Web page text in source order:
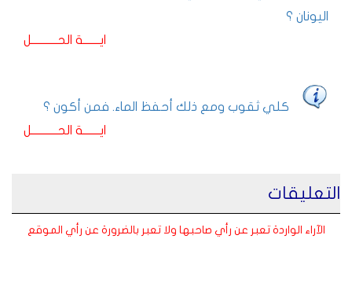
اليونان ؟
ايـــــــة الحـــــــــــل
كلي ثقوب ومع ذلك أحفظ الماء. فمن أكون ؟
ايـــــــة الحـــــــــــل
التعليقات
الآراء الواردة تعبر عن رأي صاحبها ولا تعبر بالضرورة عن رأي الموقع